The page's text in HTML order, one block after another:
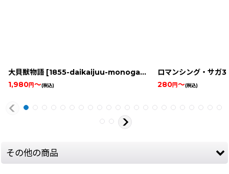
大貝獣物語 [1855-daikaijuu-monogata-snes ]
1,980円～(税込)
ロマンシング・サガ3
280円～(税込)
その他の商品